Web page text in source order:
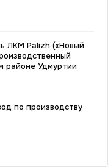
ЛКМ Palizh («Новый
районе Удмуртии
по производству